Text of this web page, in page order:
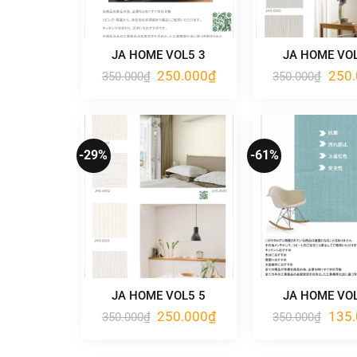
JA HOME VOL5 3
350.000₫ Giá
250.000₫Giá
250.000₫.
JA HOME
350.000₫ Giá
-29%
JA HOME VOL5 5
350.000₫ Giá
250.000₫Giá
-61%
JA HOME
350.000₫ Giá